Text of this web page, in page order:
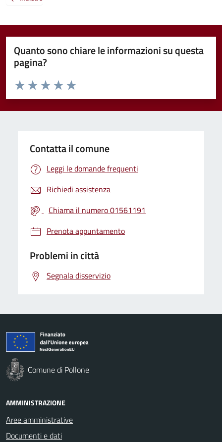
Quanto sono chiare le informazioni su questa
pagina?
Valuta da 1 a 5 stelle la pagina
Valuta 5 stelle su 5
Valuta 4 stelle su 5
Valuta 3 stelle su 5
Valuta 2 stelle su 5
Valuta 1 stelle su 5
Contatta il comune
Leggi le domande frequenti
Richiedi assistenza
Chiama il numero 01561191
Prenota appuntamento
Problemi in città
Segnala disservizio
Comune di Pollone
AMMINISTRAZIONE
Aree amministrative
Documenti e dati